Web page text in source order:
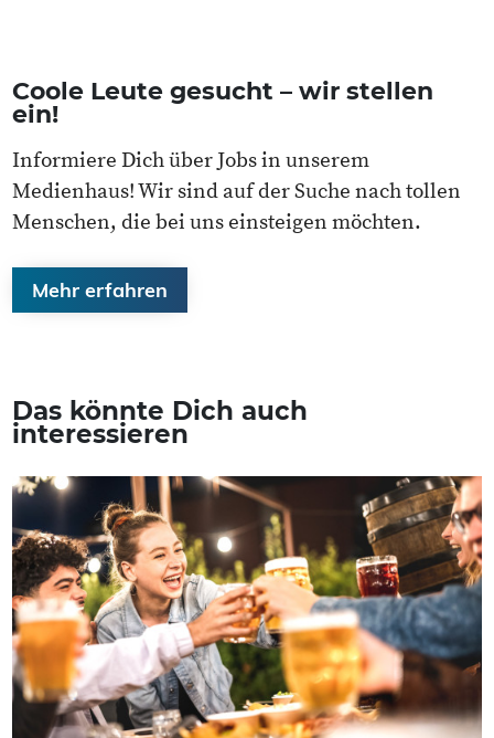
Coole Leute gesucht – wir stellen
ein!
Informiere Dich über Jobs in unserem
Medienhaus! Wir sind auf der Suche nach tollen
Menschen, die bei uns einsteigen möchten.
Mehr erfahren
Das könnte Dich auch
interessieren